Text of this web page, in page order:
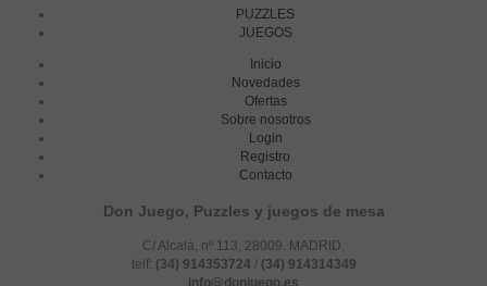
PUZZLES
JUEGOS
Inicio
Novedades
Ofertas
Sobre nosotros
Login
Registro
Contacto
Don Juego, Puzzles y juegos de mesa
C/ Alcalá, nº 113, 28009. MADRID.
telf: (34) 914353724/ (34) 914314349
info@donjuego.es